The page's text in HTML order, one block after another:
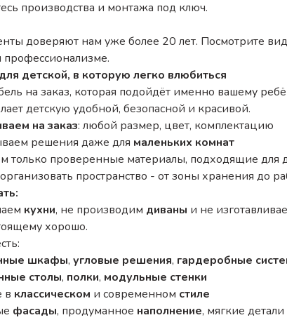
производства и монтажа под ключ.
доверяют нам уже более 20 лет. Посмотрите
профессионализме.
детской, в которую легко влюбиться
на заказ, которая подойдёт именно вашему
детскую удобной, безопасной и красивой.
на заказ: любой размер, цвет, комплектацию
решения даже для маленьких комнат
только проверенные материалы, подходящие для
пространство - от зоны хранения до
кухни, не производим диваны и не
хорошо.
шкафы, угловые решения, гардеробные
столы, полки, модульные стенки
в классическом и современном стиле
фасады, продуманное наполнение, мягкие